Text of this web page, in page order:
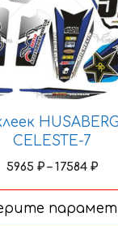
CELESTE-7
5965 ₽ – 17584 ₽
–